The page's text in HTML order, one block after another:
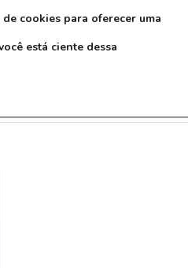
cookies para oferecer uma
está ciente dessa